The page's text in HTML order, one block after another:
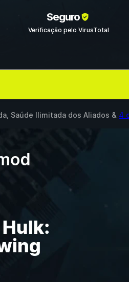
Seguro
Verificação pelo VirusTotal
Saúde Ilimitada dos Aliados & 4